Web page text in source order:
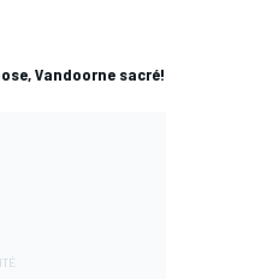
Vandoorne sacré!